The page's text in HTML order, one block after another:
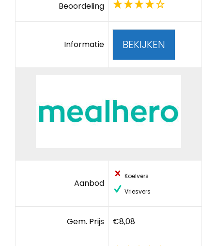
Beoordeling
Informatie BEKIJKEN
Aanbod
Koelvers
Vriesvers
Gem. Prijs €8,08